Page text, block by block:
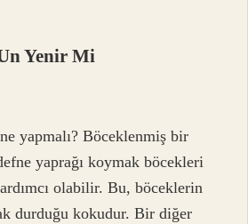
Yenir Mi
yapmalı? Böceklenmiş bir
yaprağı koymak böcekleri
olabilir. Bu, böceklerin
durduğu kokudur. Bir diğer